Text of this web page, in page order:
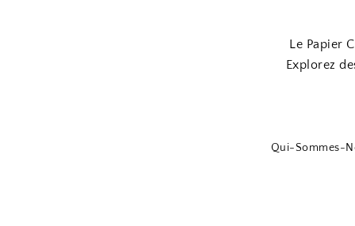
Le Papier
Explorez
Qui-Sommes-